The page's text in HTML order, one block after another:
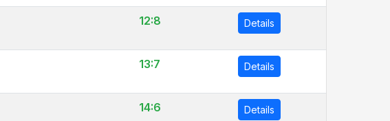
12:8 Details
13:7 Details
14:6 Details